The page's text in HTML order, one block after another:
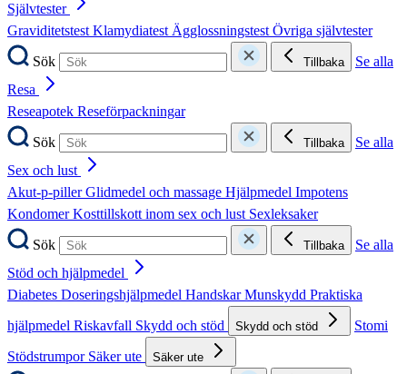
Självtester
GraviditetstestKlamydiatestÄgglossningstestÖvriga självtester
Sök
Tillbaka
Se alla
Resa
Reseapotek Reseförpackningar
Sök
Tillbaka
Se alla
Sex och lust
Akut-p-pillerGlidmedel och massage Hjälpmedel Impotens
KondomerKosttillskott inom sex och lust Sexleksaker
Sök
Tillbaka
Se alla
Stöd och hjälpmedel
Diabetes Doseringshjälpmedel HandskarMunskydd Praktiska
hjälpmedel Riskavfall Skydd och stöd Skydd och stöd
Stomi
Stödstrumpor Säker ute Säker ute